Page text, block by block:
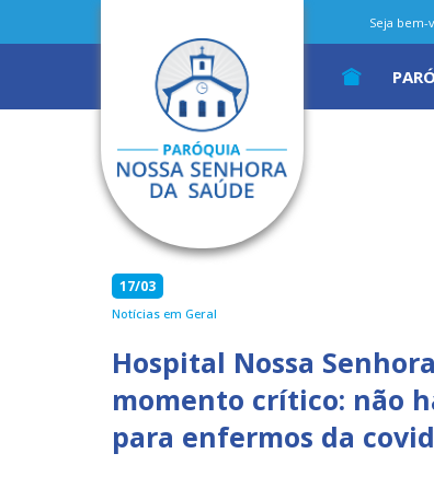
Seja bem-
17/03
Notícias em Geral
Hospital Nossa
momento crítico: não
para enfermos da